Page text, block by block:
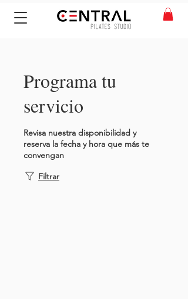
Programa tu
servicio
Revisa nuestra disponibilidad y
reserva la fecha y hora que más te
convengan
Filtrar